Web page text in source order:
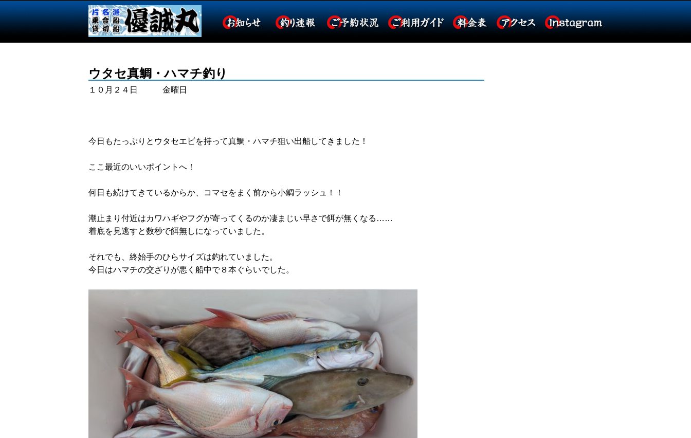
ウタセ真鯛・ハマチ釣り
１０月２４日 金曜日
今日もたっぷりとウタセエビを持って真鯛・ハマチ狙い出船してきました！
ここ最近のいいポイントへ！
何日も続けてきているからか、コマセをまく前から小鯛ラッシュ！！
潮止まり付近はカワハギやフグが寄ってくるのか凄まじい早さで餌が無くなる……
着底を見逃すと数秒で餌無しになっていました。
それでも、終始手のひらサイズは釣れていました。
今日はハマチの交ざりが悪く船中で８本ぐらいでした。